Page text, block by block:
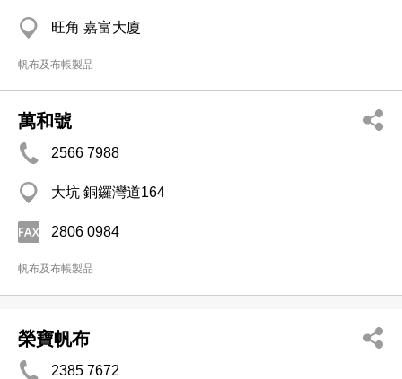
旺角 嘉富大廈
帆布及布帳製品
萬和號
2566 7988
大坑 銅鑼灣道164
2806 0984
帆布及布帳製品
榮寶帆布
2385 7672